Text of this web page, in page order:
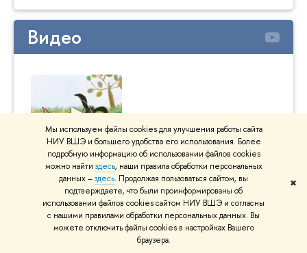
Мы используем файлы cookies для улучшения работы сайта
НИУ ВШЭ и большего удобства его использования. Более
подробную информацию об использовании файлов cookies
можно найти здесь, наши правила обработки персональных
данных –здесь. Продолжая пользоваться сайтом, вы
подтверждаете, что были проинформированы об
использовании файлов cookies сайтом НИУ ВШЭ и согласны
с нашими правилами обработки персональных данных. Вы
можете отключить файлы cookies в настройках Вашего
браузера.
✖
Видео
Зачем стихотворению размер?
год назад